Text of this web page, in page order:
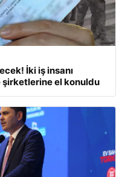
İki iş insanı
el konuldu